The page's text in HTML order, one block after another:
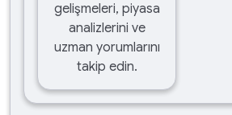
gelişmeleri, piyasa
analizlerini ve
uzman yorumlarını
takip edin.